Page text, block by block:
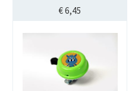
€6,45